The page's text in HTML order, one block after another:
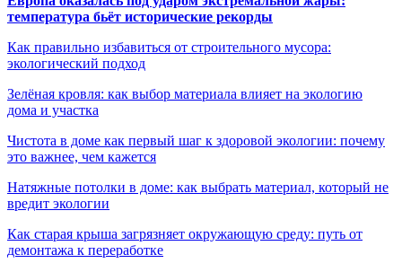
температура бьёт исторические рекорды
Как правильно избавиться от строительного мусора:
экологический подход
Зелёная кровля: как выбор материала влияет на экологию
дома и участка
Чистота в доме как первый шаг к здоровой экологии: почему
это важнее, чем кажется
Натяжные потолки в доме: как выбрать материал, который не
вредит экологии
Как старая крыша загрязняет окружающую среду: путь от
демонтажа к переработке